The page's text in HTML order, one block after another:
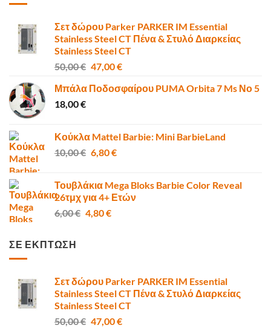
Σετ δώρου Parker PARKER IM Essential
Stainless Steel CT Πένα & Στυλό Διαρκείας
Stainless Steel CT
50,00€ Original
was:
47,00€Η
τιμή
Μπάλα Ποδοσφαίρου PUMA Orbita 7 Ms Νο 5
18,00€
Κούκλα Mattel Barbie: Mini BarbieLand
10,00€ Original
10,00 €.
6,80€Η
είναι:
6,80 €.
Τουβλάκια Mega Bloks Barbie Color Reveal
26τμχ για 4+ Ετών
6,00€ Original
4,80€Η
ΣΕ ΕΚΠΤΩΣΗ
Σετ δώρου Parker PARKER IM Essential
Stainless Steel CT Πένα & Στυλό Διαρκείας
Stainless Steel CT
50,00€ Original
47,00€Η